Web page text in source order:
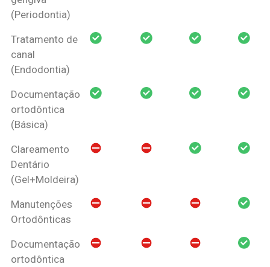
(Periodontia)
Tratamento de
canal
(Endodontia)
Documentação
ortodôntica
(Básica)
Clareamento
Dentário
(Gel+Moldeira)
Manutenções
Ortodônticas
Documentação
ortodôntica